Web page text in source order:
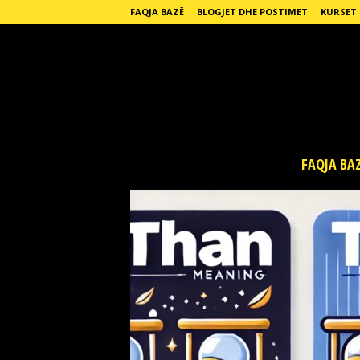
FAQJA BAZË BLOGJET DHE POSTIMET
FAQJA